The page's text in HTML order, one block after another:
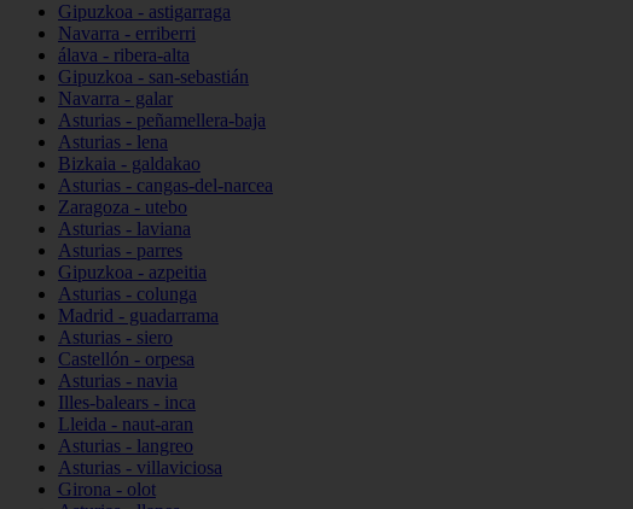
Gipuzkoa - astigarraga
Navarra - erriberri
álava - ribera-alta
Gipuzkoa - san-sebastián
Navarra - galar
Asturias - peñamellera-baja
Asturias - lena
Bizkaia - galdakao
Asturias - cangas-del-narcea
Zaragoza - utebo
Asturias - laviana
Asturias - parres
Gipuzkoa - azpeitia
Asturias - colunga
Madrid - guadarrama
Asturias - siero
Castellón - orpesa
Asturias - navia
Illes-balears - inca
Lleida - naut-aran
Asturias - langreo
Asturias - villaviciosa
Girona - olot